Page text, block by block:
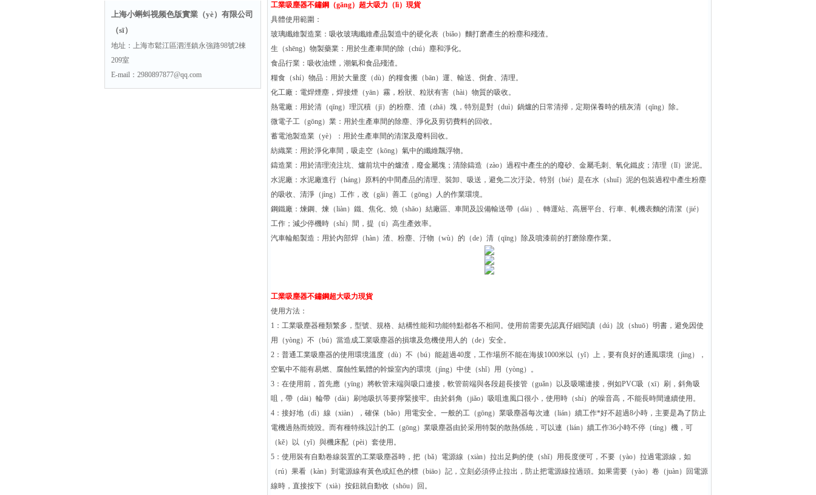
上海小蝌蚪视频色版實業（yè）有限公司
（sī）
地址：上海市鬆江區泗涇鎮永強路98號2棟
209室
E-mail：2980897877@qq.com
工業吸塵器不鏽鋼（gāng）超大吸力（lì）現貨
具體使用範圍：
玻璃纖維製造業：吸收玻璃纖維產品製造中的硬化表（biǎo）麵打磨產生的粉塵和殘渣。
生（shēng）物製藥業：用於生產車間的除（chú）塵和淨化。
食品行業：吸收油煙，潮氣和食品殘渣。
糧食（shí）物品：用於大量度（dù）的糧食搬（bān）運、輸送、倒倉、清理。
化工廠：電焊煙塵，焊接煙（yān）霧，粉狀、粒狀有害（hài）物質的吸收。
熱電廠：用於清（qīng）理沉積（jī）的粉塵、渣（zhā）塊，特別是對（duì）鍋爐的日常清掃，定期保養時的積灰清（qīng）除。
微電子工（gōng）業：用於生產車間的除塵、淨化及剪切費料的回收。
蓄電池製造業（yè）：用於生產車間的清潔及廢料回收。
紡織業：用於淨化車間，吸走空（kōng）氣中的纖維飄浮物。
鑄造業：用於清理澆注坑、爐前坑中的爐渣，廢金屬塊；清除鑄造（zào）過程中產生的的廢砂、金屬毛刺、氧化鐵皮；清理（lǐ）淤泥。
水泥廠：水泥廠進行（háng）原料的中間產品的清理、裝卸、吸送，避免二次汙染。特別（bié）是在水（shuǐ）泥的包裝過程中產生粉塵
的吸收、清淨（jìng）工作，改（gǎi）善工（gōng）人的作業環境。
鋼鐵廠：煉鋼、煉（liàn）鐵、焦化、燒（shāo）結廠區、車間及設備輸送帶（dài）、轉運站、高層平台、行車、軋機表麵的清潔（jié）
工作；減少停機時（shí）間，提（tí）高生產效率。
汽車輪船製造：用於內部焊（hàn）渣、粉塵、汙物（wù）的（de）清（qīng）除及噴漆前的打磨除塵作業。
工業吸塵器不鏽鋼超大吸力現貨
使用方法：
1：工業吸塵器種類繁多，型號、規格、結構性能和功能特點都各不相同。使用前需要先認真仔細閱讀（dú）說（shuō）明書，避免因使
用（yòng）不（bú）當造成工業吸塵器的損壞及危機使用人的（de）安全。
2：普通工業吸塵器的使用環境溫度（dù）不（bú）能超過40度，工作場所不能在海拔1000米以（yǐ）上，要有良好的通風環境（jìng），
空氣中不能有易燃、腐蝕性氣體的幹燥室內的環境（jìng）中使（shǐ）用（yòng）。
3：在使用前，首先應（yīng）將軟管末端與吸口連接，軟管前端與各段超長接管（guǎn）以及吸嘴連接，例如PVC吸（xī）刷，斜角吸
咀，帶（dài）輪帶（dài）刷地吸扒等要擰緊接牢。由於斜角（jiǎo）吸咀進風口很小，使用時（shí）的噪音高，不能長時間連續使用。
4：接好地（dì）線（xiàn），確保（bǎo）用電安全。一般的工（gōng）業吸塵器每次連（lián）續工作*好不超過8小時，主要是為了防止
電機過熱而燒毀。而有種特殊設計的工（gōng）業吸塵器由於采用特製的散熱係統，可以連（lián）續工作36小時不停（tíng）機，可
（kě）以（yǐ）與機床配（pèi）套使用。
5：使用裝有自動卷線裝置的工業吸塵器時，把（bǎ）電源線（xiàn）拉出足夠的使（shǐ）用長度便可，不要（yào）拉過電源線，如
（rú）果看（kàn）到電源線有黃色或紅色的標（biāo）記，立刻必須停止拉出，防止把電源線拉過頭。如果需要（yào）卷（juàn）回電源
線時，直接按下（xià）按鈕就自動收（shōu）回。